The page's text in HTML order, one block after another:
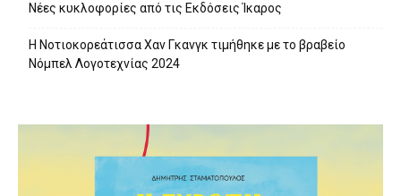
Νέες κυκλοφορίες από τις Εκδόσεις Ίκαρος
Η Νοτιοκορεάτισσα Χαν Γκανγκ τιμήθηκε με το βραβείο
Νόμπελ Λογοτεχνίας 2024